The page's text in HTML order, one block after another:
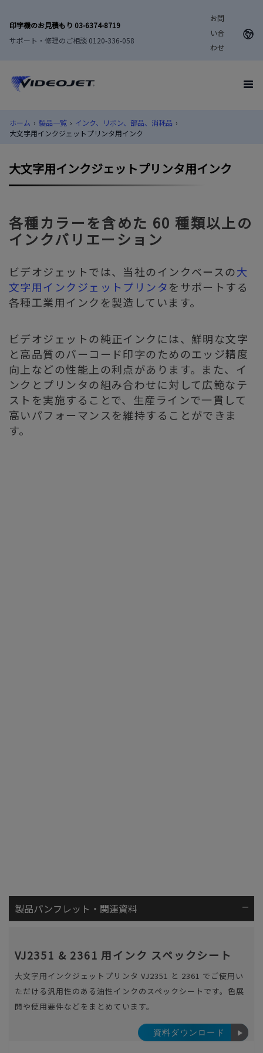
印字機のお見積もり 03-6374-8719
サポート・修理のご相談 0120-336-058
お問
い合
わせ
ホーム › 製品一覧 › インク、リボン、部品、消耗品 ›
大文字用インクジェットプリンタ用インク
大文字用インクジェットプリンタ用インク
各種カラーを含めた 60 種類以上の
インクバリエーション
ビデオジェットでは、当社のインクベースの大
文字用インクジェットプリンタをサポートする
各種工業用インクを製造しています。
ビデオジェットの純正インクには、鮮明な文字
と高品質のバーコード印字のためのエッジ精度
向上などの性能上の利点があります。また、イ
ンクとプリンタの組み合わせに対して広範なテ
ストを実施することで、生産ラインで一貫して
高いパフォーマンスを維持することができま
す。
製品パンフレット・関連資料
VJ2351 & 2361 用インク スペックシート
大文字用インクジェットプリンタ VJ2351 と 2361 でご使用い
ただける汎用性のある油性インクのスペックシートです。色展
開や使用要件などをまとめています。
資料ダウンロード